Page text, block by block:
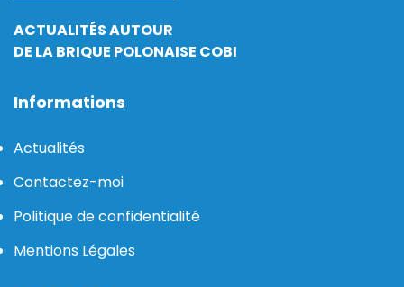
ACTUALITÉS AUTOUR
DE LA BRIQUE POLONAISE COBI
Informations
Actualités
Contactez-moi
Politique de confidentialité
Mentions Légales